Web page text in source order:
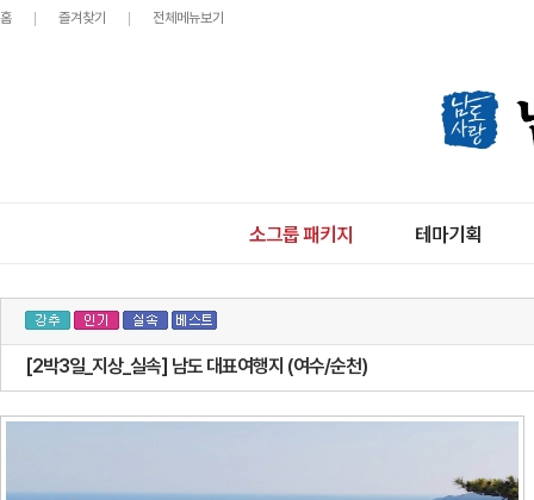
홈 즐겨찾기 전체메뉴보기
소그룹 패키지 테마기획
[2박3일_지상_실속] 남도 대표여행지 (여수/순천)